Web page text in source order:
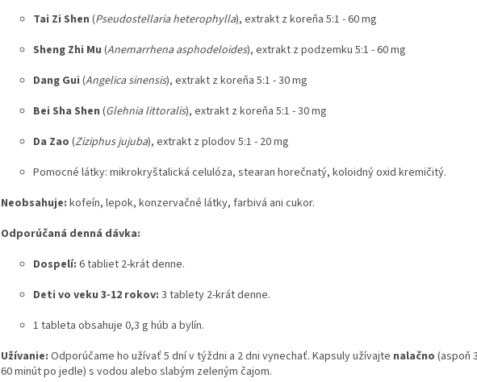
Tai Zi Shen (Pseudostellaria heterophylla), extrakt z koreňa 5:1 - 60 mg
Sheng Zhi Mu (Anemarrhena asphodeloides), extrakt z podzemku 5:1 - 60 mg
Dang Gui (Angelica sinensis), extrakt z koreňa 5:1 - 30 mg
Bei Sha Shen (Glehnia littoralis), extrakt z koreňa 5:1 - 30 mg
Da Zao (Ziziphus jujuba), extrakt z plodov 5:1 - 20 mg
Pomocné látky: mikrokryštalická celulóza, stearan horečnatý, koloidný oxid kremičitý.
Neobsahuje: kofeín, lepok, konzervačné látky, farbivá ani cukor.
Odporúčaná denná dávka:
Dospelí: 6 tabliet 2-krát denne.
Deti vo veku 3-12 rokov: 3 tablety 2-krát denne.
1 tableta obsahuje 0,3 g húb a bylín.
Užívanie: Odporúčame ho užívať 5 dní v týždni a 2 dni vynechať. Kapsuly užívajte nalačno (aspoň
60 minút po jedle) s vodou alebo slabým zeleným čajom.